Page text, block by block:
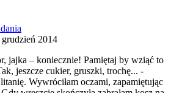
2014
jajka – koniecznie! Pamiętaj by wziąć to
jeszcze cukier, gruszki, trochę... -
Wywróciłam oczami, zapamiętując